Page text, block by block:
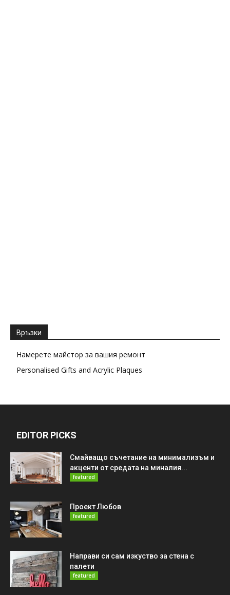
Връзки
Намерете майстор за вашия ремонт
Personalised Gifts and Acrylic Plaques
EDITOR PICKS
Смайващо съчетание на минимализъм и
акценти от средата на миналия...
featured
Проект Любов
featured
Направи си сам изкуство за стена с
палети
featured